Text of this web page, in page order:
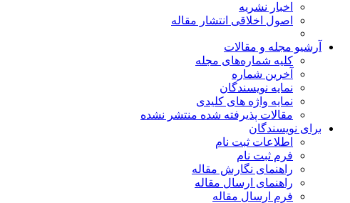
اخبار نشریه
اصول اخلاقی انتشار مقاله
آرشیو مجله و مقالات
کلیه شماره‌های مجله
آخرین شماره
نمایه نویسندگان
نمایه واژه های کلیدی
مقالات پذیرفته شده منتشر نشده
برای نویسندگان
اطلاعات ثبت نام
فرم ثبت نام
راهنمای نگارش مقاله
راهنمای ارسال مقاله
فرم ارسال مقاله